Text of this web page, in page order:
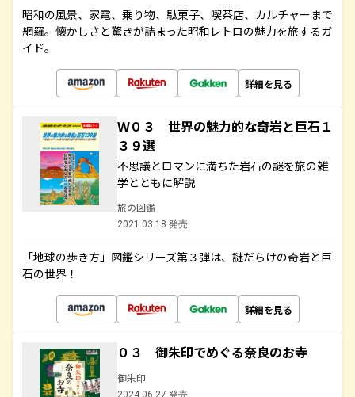
昭和の風景、家電、乗り物、駄菓子、喫茶店、カルチャーまで
網羅。懐かしさと驚きが詰まった昭和レトロの魅力を旅するガ
イド。
詳細を見る
Ｗ０３ 世界の魅力的な奇岩と巨石１
３９選
不思議とロマンに満ちた岩石の謎を旅の雑
学とともに解説
旅の図鑑
2021.03.18 発売
「地球の歩き方」図鑑シリーズ第３弾は、謎だらけの奇岩と巨
石の世界！
詳細を見る
０３ 御朱印でめぐる奈良のお寺
御朱印
2024.06.27 発売